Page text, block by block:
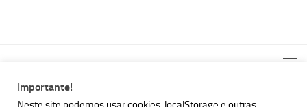
Importante!